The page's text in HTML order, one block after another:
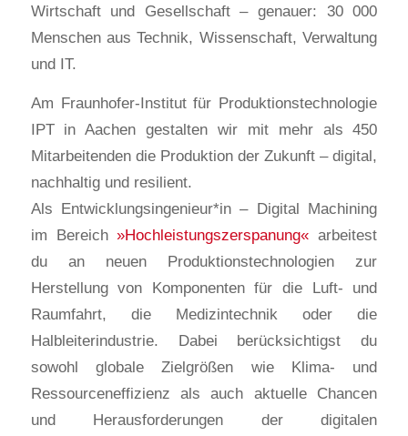
Wirtschaft und Gesellschaft – genauer: 30 000
Menschen aus Technik, Wissenschaft, Verwaltung
und IT.
Am Fraunhofer-Institut für Produktionstechnologie
IPT in Aachen gestalten wir mit mehr als 450
Mitarbeitenden die Produktion der Zukunft – digital,
nachhaltig und resilient.
Als Entwicklungsingenieur*in – Digital Machining
im Bereich»Hochleistungszerspanung« arbeitest
du an neuen Produktionstechnologien zur
Herstellung von Komponenten für die Luft- und
Raumfahrt, die Medizintechnik oder die
Halbleiterindustrie. Dabei berücksichtigst du
sowohl globale Zielgrößen wie Klima- und
Ressourceneffizienz als auch aktuelle Chancen
und Herausforderungen der digitalen